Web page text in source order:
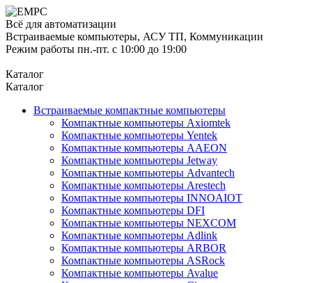
Всё для автоматизации
Встраиваемые компьютеры, АСУ ТП, Коммуникации
Режим работы пн.-пт. с 10:00 до 19:00
Каталог
Каталог
Встраиваемые компактные компьютеры
Компактные компьютеры Axiomtek
Компактные компьютеры Yentek
Компактные компьютеры AAEON
Компактные компьютеры Jetway
Компактные компьютеры Advantech
Компактные компьютеры Arestech
Компактные компьютеры INNOAIOT
Компактные компьютеры DFI
Компактные компьютеры NEXCOM
Компактные компьютеры Adlink
Компактные компьютеры ARBOR
Компактные компьютеры ASRock
Компактные компьютеры Avalue